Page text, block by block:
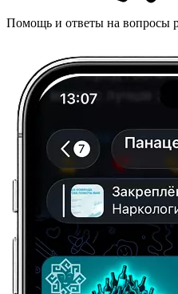
Помощь и ответы на вопросы